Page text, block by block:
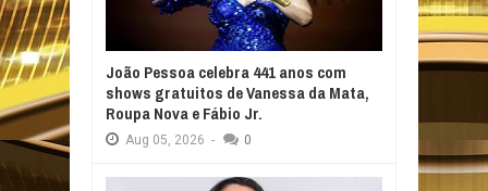
João Pessoa celebra 441 anos com
shows gratuitos de Vanessa da Mata,
Roupa Nova e Fábio Jr.
Aug 05, 2026 - 0